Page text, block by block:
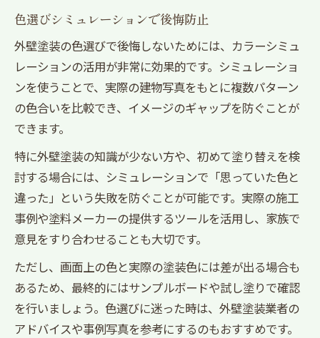
色選びシミュレーションで後悔防止
外壁塗装の色選びで後悔しないためには、カラーシミュ
レーションの活用が非常に効果的です。シミュレーショ
ンを使うことで、実際の建物写真をもとに複数パターン
の色合いを比較でき、イメージのギャップを防ぐことが
できます。
特に外壁塗装の知識が少ない方や、初めて塗り替えを検
討する場合には、シミュレーションで「思っていた色と
違った」という失敗を防ぐことが可能です。実際の施工
事例や塗料メーカーの提供するツールを活用し、家族で
意見をすり合わせることも大切です。
ただし、画面上の色と実際の塗装色には差が出る場合も
あるため、最終的にはサンプルボードや試し塗りで確認
を行いましょう。色選びに迷った時は、外壁塗装業者の
アドバイスや事例写真を参考にするのもおすすめです。